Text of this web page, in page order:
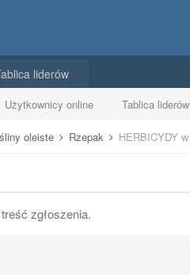
Użytkownicy online Tablica liderów
liderów
oleiste Rzepak HERBICYDY
zgłoszenia.